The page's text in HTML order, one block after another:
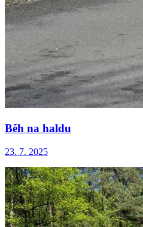
Běh na haldu
23. 7. 2025